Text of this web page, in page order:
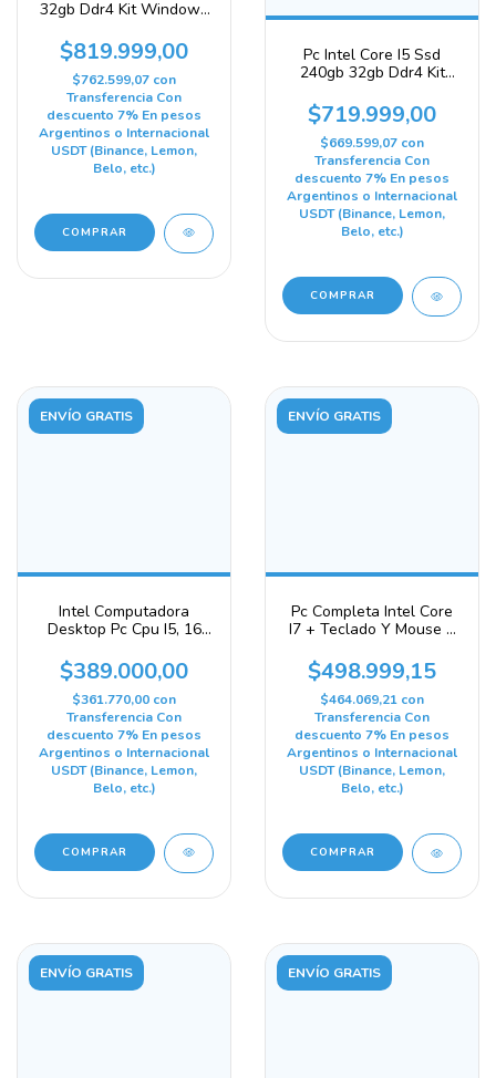
32gb Ddr4 Kit Windows
Intel Hd Graphics 530
$819.999,00
$762.599,07 con
Transferencia Con
descuento 7% En pesos
Argentinos o Internacional
USDT (Binance, Lemon,
Belo, etc.)
Pc Intel Core I5 Ssd
240gb 32gb Ddr4 Kit
Gb 32 Gb Intel Hd
Graphics 530
$719.999,00
$669.599,07 con
Transferencia Con
descuento 7% En pesos
Argentinos o Internacional
USDT (Binance, Lemon,
Belo, etc.)
ENVÍO GRATIS
Intel Computadora
Desktop Pc Cpu I5, 16
Gb
$389.000,00
$361.770,00 con
Transferencia Con
descuento 7% En pesos
Argentinos o Internacional
USDT (Binance, Lemon,
Belo, etc.)
ENVÍO GRATIS
Pc Completa Intel Core
I7 + Teclado Y Mouse +
Gb Gráficos Integrados
Intel Hd Graphics 4000
$498.999,15
$464.069,21 con
Transferencia Con
descuento 7% En pesos
Argentinos o Internacional
USDT (Binance, Lemon,
Belo, etc.)
COMPRAR
ENVÍO GRATIS ENVÍO GRATIS